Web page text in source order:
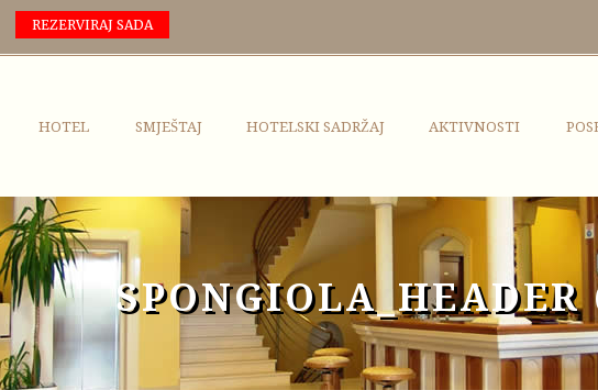
REZERVIRAJ SADA
HOTEL SMJEŠTAJ HOTELSKI SADRŽAJ AKTIVNOSTI
SPONGIOLA_HEADER